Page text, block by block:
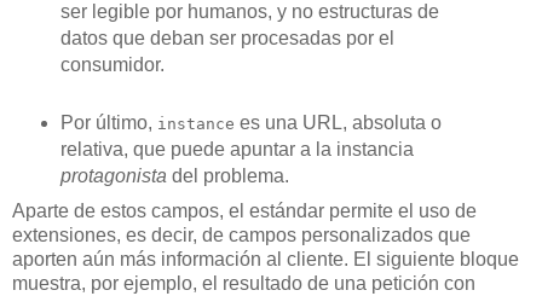
ser legible por humanos, y no estructuras de
datos que deban ser procesadas por el
consumidor.
Por último, instance es una URL, absoluta o
relativa, que puede apuntar a la instancia
protagonista del problema.
Aparte de estos campos, el estándar permite el uso de
extensiones, es decir, de campos personalizados que
aporten aún más información al cliente. El siguiente bloque
muestra, por ejemplo, el resultado de una petición con